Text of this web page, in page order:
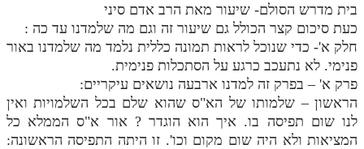
חלק יב
חלק יג
חלק טו
חלק ט"ז
בית מדרש הסולם- שיעור מאת הרב אדם סיני
כעת סיכום קצר הכולל גם שיעור זה וגם מה שלמדנו עד כה :
חלק א'- כדי שנוכל לראות תמונה כללית נלמד מה שלמדנו באור
פנימי. לא נתעכב כרגע על הסתכלות פנימית.
פרק א' – בפרק זה למדנו ארבעה נושאים עיקריים:
הראשון – שלמותו של הא"ס שהוא שלם בכל השלמויות ואין
לנו שום תפיסה בו. איך הוא הוגדר ? אור א"ס הממלא כל
המציאות ולא היה שום מקום וכו'. זו היתה התפיסה הראשונה: